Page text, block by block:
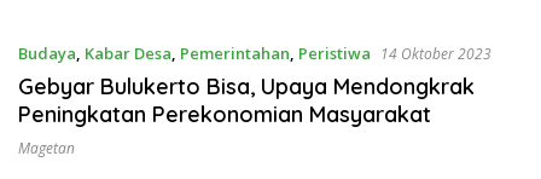
Budaya, Kabar Desa, Pemerintahan, Peristiwa 14 Oktober 2023
Gebyar Bulukerto Bisa, Upaya Mendongkrak
Peningkatan Perekonomian Masyarakat
Magetan